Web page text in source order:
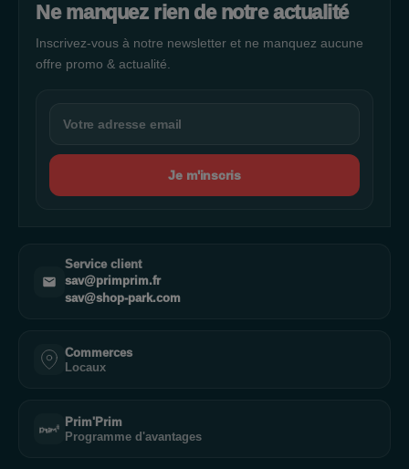
Ne manquez rien de notre actualité
Inscrivez-vous à notre newsletter et ne manquez aucune
offre promo & actualité.
Je m'inscris
Service client
sav@primprim.fr
sav@shop-park.com
Commerces
Locaux
Prim'Prim
Programme d'avantages